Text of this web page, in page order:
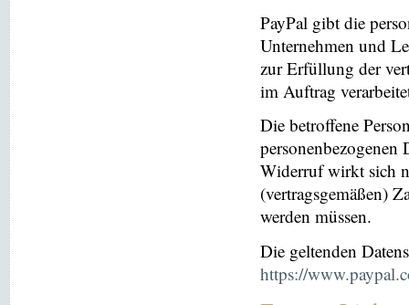
PayPal gibt die
Unternehmen und
zur Erfüllung der
im Auftrag
Die betroffene
personenbezogenen
Widerruf wirkt sich
(vertragsgemäßen)
werden müssen.
Die geltenden
https://